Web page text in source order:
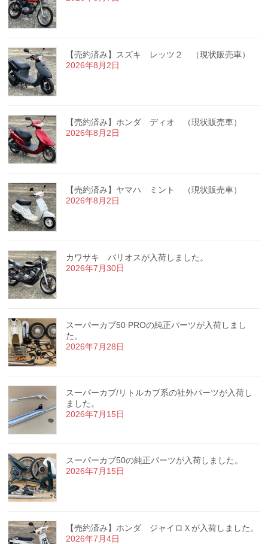
【売約済み】スズキ レッツ２ （現状販売車）
2026年8月2日
【売約済み】ホンダ ディオ （現状販売車）
2026年8月2日
【売約済み】ヤマハ ミント （現状販売車）
2026年8月2日
カワサキ バリオスが入荷しました。
2026年7月30日
スーパーカブ50 PROの純正パーツが入荷しまし
た。
2026年7月28日
スーパーカブ/リトルカブ系の社外パーツが入荷し
ました。
2026年7月15日
スーパーカブ50の純正パーツが入荷しました。
2026年7月15日
【売約済み】ホンダ ジャイロＸが入荷しました。
2026年7月4日